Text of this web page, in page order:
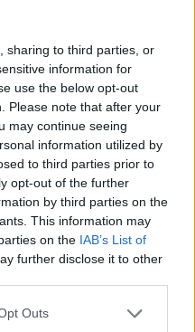
sharing to third parties, or
information for
use the below opt-out
Please note that after your
may continue seeing
information utilized by
to third parties prior to
opt-out of the further
by third parties on the
This information may
on the IAB’s List of
further disclose it to other
Outs